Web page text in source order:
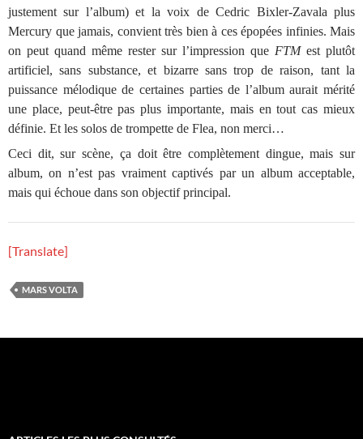
justement sur l’album) et la voix de Cedric Bixler-Zavala plus
Mercury que jamais, convient très bien à ces épopées infinies. Mais
on peut quand même rester sur l’impression que FTMest plutôt
artificiel, sans substance, et bizarre sans trop de raison, tant la
puissance mélodique de certaines parties de l’album aurait mérité
une place, peut-être pas plus importante, mais en tout cas mieux
définie. Et les solos de trompette de Flea, non merci…
Ceci dit, sur scène, ça doit être complètement dingue, mais sur
album, on n’est pas vraiment captivés par un album acceptable,
mais qui échoue dans son objectif principal.
[Translate]
MARS VOLTA